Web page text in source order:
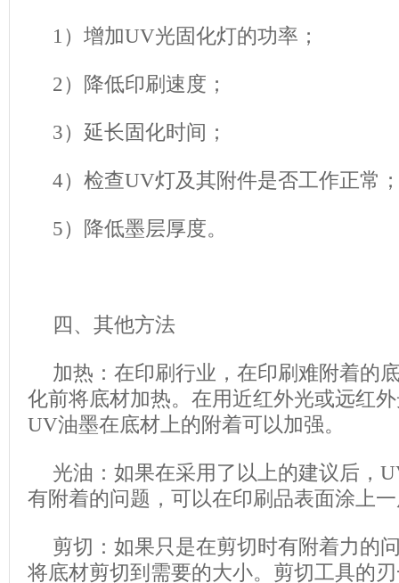
1）增加UV光固化灯的功率；
2）降低印刷速度；
3）延长固化时间；
4）检查UV灯及其附件是否工作正常
5）降低墨层厚度。
四、其他方法
加热：在印刷行业，在印刷难附着的
化前将底材加热。在用近红外光或远红
UV油墨在底材上的附着可以加强。
光油：如果在采用了以上的建议后，
有附着的问题，可以在印刷品表面涂上
剪切：如果只是在剪切时有附着力的
将底材剪切到需要的大小。剪切工具的